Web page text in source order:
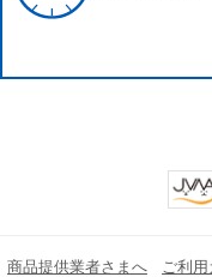
商品提供業者さまへ ご利